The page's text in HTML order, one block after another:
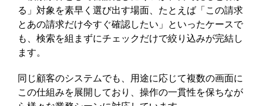
る」対象を素早く選び出す場面、たとえば「この請求
とあの請求だけ今すぐ確認したい」といったケースで
も、検索を組まずにチェックだけで絞り込みが完結し
ます。
同じ顧客のシステムでも、用途に応じて複数の画面に
この仕組みを展開しており、操作の一貫性を保ちなが